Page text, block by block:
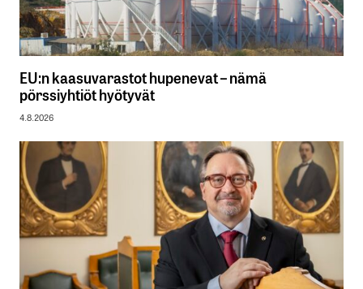
EU:n kaasuvarastot hupenevat – nämä
pörssiyhtiöt hyötyvät
4.8.2026